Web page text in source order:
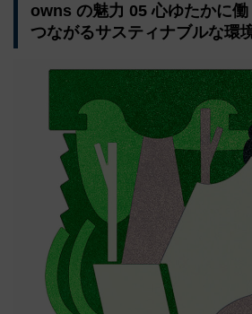
owns の魅力 05 心ゆたかに
つながるサスティナブルな環